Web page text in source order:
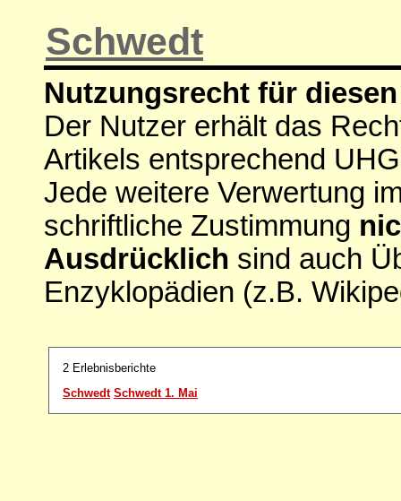
Schwedt
Nutzungsrecht für
Der Nutzer erhält das
Artikels entsprechend
Jede weitere Verwertung
schriftliche Zustimmung
Ausdrücklich sind auch
Enzyklopädien (z.B.
2 Erlebnisberichte
Schwedt Schwedt 1. Mai